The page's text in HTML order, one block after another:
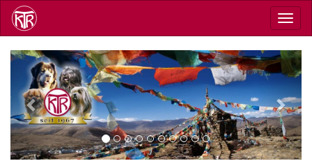
Direkt
zum
Inhalt
Previous Next